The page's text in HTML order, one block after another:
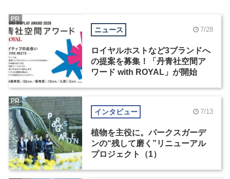
ニュース 7/28
ロイヤルホストなど3ブランドへ
の提案を募集！「丹青社空間ア
ワード with ROYAL」が開始
PR
インタビュー 7/13
植物を主役に。パークスガーデ
ンの“残して磨く”リニューアル
プロジェクト（1）
PR